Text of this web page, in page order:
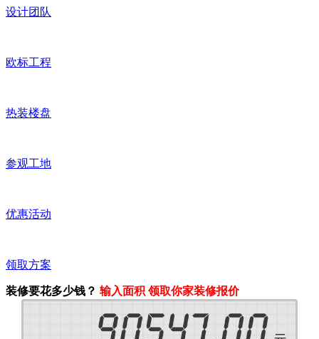
设计团队
欧标工程
热装楼盘
参观工地
优惠活动
领取方案
装修要花多少钱？ 输入面积 领取你家装修报价